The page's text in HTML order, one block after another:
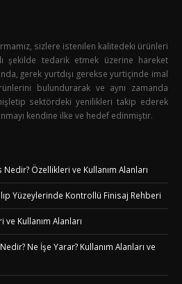
sizlere istenilen kalitedeki ürünleri
şekilde tedarik etmek üzerine hareket
gerek yurtdışı gerekse yurtiçinde imal
bulundurarak ve aynı zamanda
sektördeki yenilikleri takip ederek
kendine ilke ve hedef edinmiştir.
Nedir? Özellikleri ve Kullanım Alanları
Yüzeylerinde Kontrollü Finisaj Rehberi
Kullanım Alanları
Ne İşe Yarar? Kullanım Alanları ve